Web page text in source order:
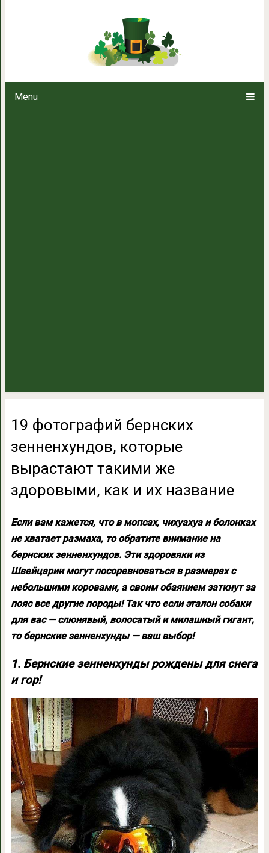
Menu
19 фотографий бернских
такими же
19 фотографий бернских
зенненхундов, которые
вырастают такими же
здоровыми, как и их название
Если вам кажется, что в мопсах, чихуахуа и болонках
не хватает размаха, то обратите внимание на
бернских зенненхундов. Эти здоровяки из
Швейцарии могут посоревноваться в размерах с
небольшими коровами, а своим обаянием заткнут за
пояс все другие породы! Так что если эталон собаки
для вас — слюнявый, волосатый и милашный гигант,
то бернские зенненхунды — ваш выбор!
1. Бернские зенненхунды рождены для снега
и гор!